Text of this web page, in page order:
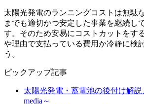
太陽光発電のランニングコストは無駄
までも適切かつ安定した事業を継続し
す。そのため安易にコストカットをす
や理由で支払っている費用か冷静に検
う。
ピックアップ記事
太陽光発電・蓄電池の後付け解説
media～